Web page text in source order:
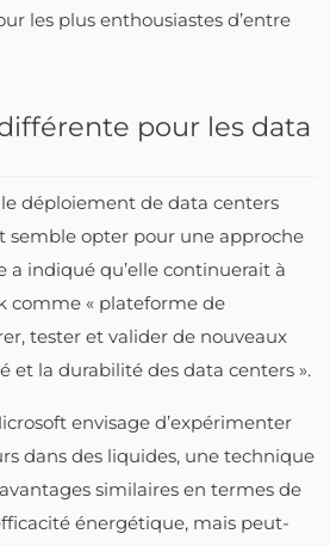
les plus enthousiastes d’entre
pour les data
déploiement de data centers
semble opter pour une approche
a indiqué qu’elle continuerait à
comme « plateforme de
tester et valider de nouveaux
et la durabilité des data centers ».
envisage d’expérimenter
dans des liquides, une technique
similaires en termes de
énergétique, mais peut-